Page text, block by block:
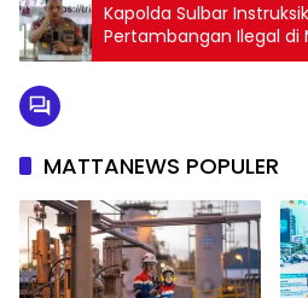
Kapolda Sulbar
Pertambangan Ilegal di
MATTANEWS POPULER